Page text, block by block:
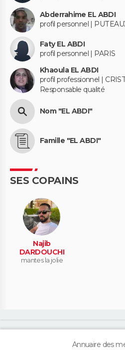
Abderrahime EL ABDI
profil personnel |
Faty EL ABDI
profil personnel | PARIS
Khaoula EL ABDI
profil professionnel |
Responsable qualité
Nom "EL ABDI"
Famille "EL ABDI"
SES COPAINS
Najib
DARDOUCHI
mantes la jolie
Annuaire des